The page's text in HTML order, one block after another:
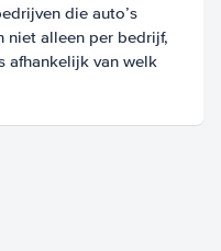
die auto’s
niet alleen per bedrijf,
afhankelijk van welk